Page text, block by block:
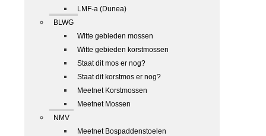
LMF-a (Dunea)
BLWG
Witte gebieden mossen
Witte gebieden korstmossen
Staat dit mos er nog?
Staat dit korstmos er nog?
Meetnet Korstmossen
Meetnet Mossen
NMV
Meetnet Bospaddenstoelen